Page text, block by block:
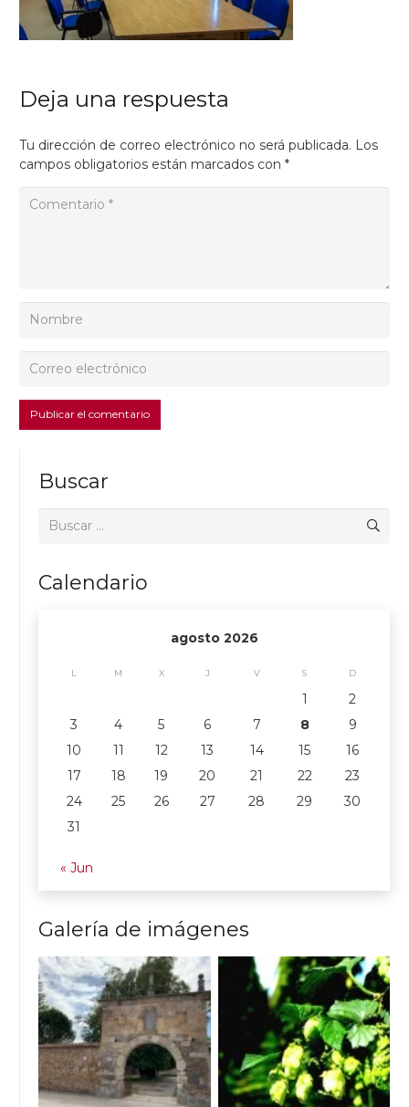
Deja una respuesta
Tu dirección de correo electrónico no será publicada. Los
campos obligatorios están marcados con *
Publicar el comentario
Buscar
Buscar:
Calendario
agosto 2026
L M X J V S D
1
2
3
4 5 6 7 8
9
10
11 12 13 14 15
16
17
18 19 20 21 22
23
24
25 26 27 28 29
30
31
« Jun
Galería de imágenes